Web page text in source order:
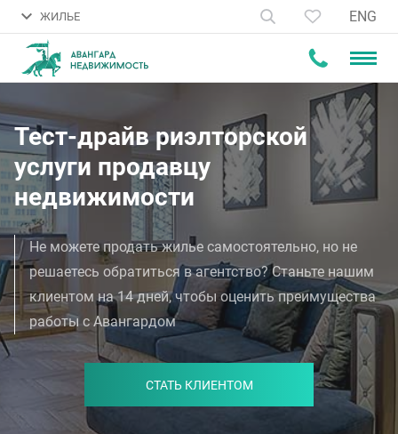
ЖИЛЬЕ ENG
Тест-драйв риэлторской
услуги продавцу
недвижимости
Не можете продать жилье самостоятельно, но не
решаетесь обратиться в агентство? Станьте нашим
клиентом на 14 дней, чтобы оценить преимущества
работы с Авангардом
СТАТЬ КЛИЕНТОМ